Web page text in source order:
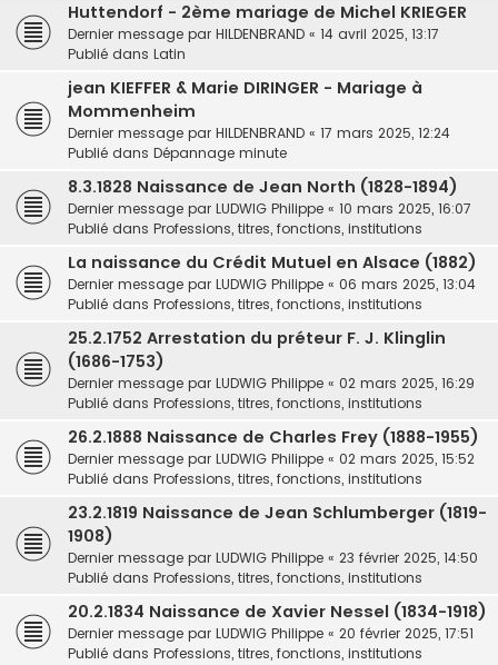
Huttendorf - 2ème mariage de Michel KRIEGER
Dernier message par HILDENBRAND « 14 avril 2025, 13:17
Publié dans Latin
jean KIEFFER & Marie DIRINGER - Mariage à
Mommenheim
Dernier message par HILDENBRAND « 17 mars 2025, 12:24
Publié dans Dépannage minute
8.3.1828 Naissance de Jean North (1828-1894)
Dernier message par LUDWIG Philippe « 10 mars 2025, 16:07
Publié dans Professions, titres, fonctions, institutions
La naissance du Crédit Mutuel en Alsace (1882)
Dernier message par LUDWIG Philippe « 06 mars 2025, 13:04
Publié dans Professions, titres, fonctions, institutions
25.2.1752 Arrestation du préteur F. J. Klinglin
(1686-1753)
Dernier message par LUDWIG Philippe « 02 mars 2025, 16:29
Publié dans Professions, titres, fonctions, institutions
26.2.1888 Naissance de Charles Frey (1888-1955)
Dernier message par LUDWIG Philippe « 02 mars 2025, 15:52
Publié dans Professions, titres, fonctions, institutions
23.2.1819 Naissance de Jean Schlumberger (1819-
1908)
Dernier message par LUDWIG Philippe « 23 février 2025, 14:50
Publié dans Professions, titres, fonctions, institutions
20.2.1834 Naissance de Xavier Nessel (1834-1918)
Dernier message par LUDWIG Philippe « 20 février 2025, 17:51
Publié dans Professions, titres, fonctions, institutions